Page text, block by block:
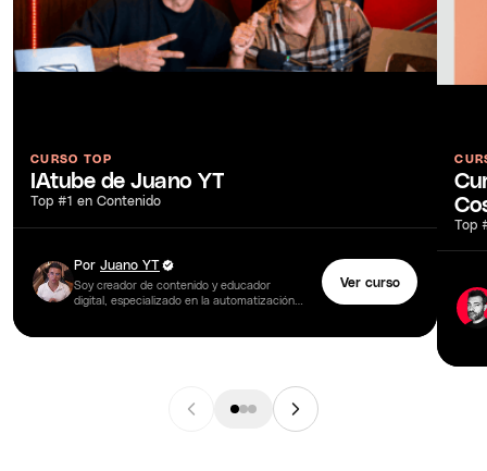
CURSO TOP
IAtube de Juano YT
Top #1 en Contenido
Por Juano YT
Soy creador de contenido y educador
digital, especializado en la automatización
Ver curso
Top